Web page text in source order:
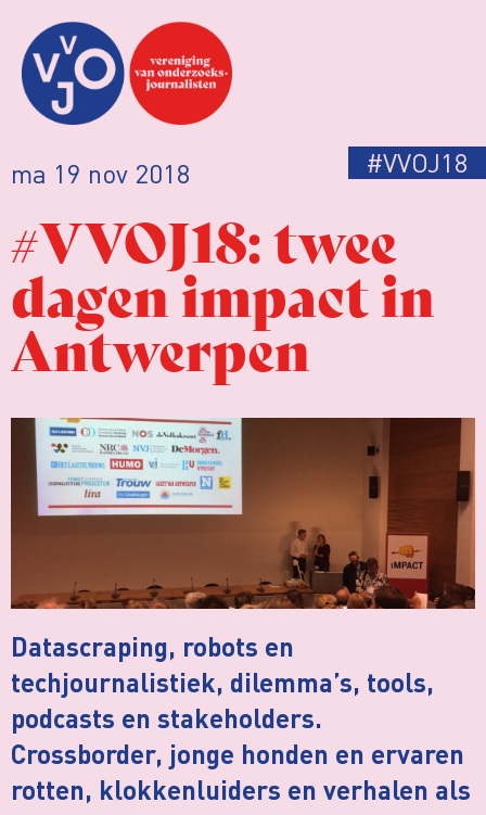
ma 19 nov 2018 #VVOJ18
#VVOJ18: twee
dagen impact in
Antwerpen
Datascraping, robots en
techjournalistiek, dilemma’s, tools,
podcasts en stakeholders.
Crossborder, jonge honden en ervaren
rotten, klokkenluiders en verhalen als